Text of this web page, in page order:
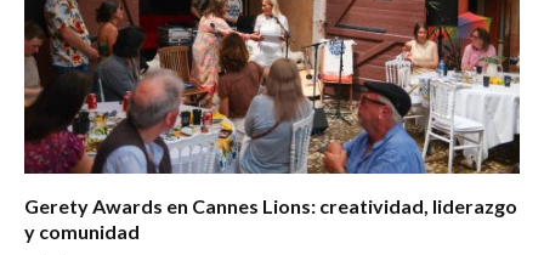
Gerety Awards en Cannes Lions: creatividad, liderazgo
y comunidad